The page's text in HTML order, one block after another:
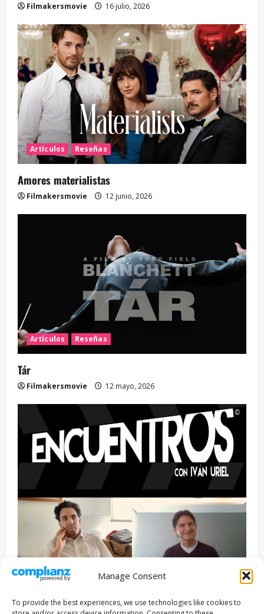
Manage Consent
To provide the best experiences, we use technologies like cookies to
Filmakersmovie 16 julio, 2026
Artículos Reseñas
Amores materialistas
Filmakersmovie 12 junio, 2026
Artículos Reseñas
Tár
Filmakersmovie 12 mayo, 2026
Entrevista Series
ENCUENTROS CON IVÁN URIEL T3E22: JUAN PATRICIO